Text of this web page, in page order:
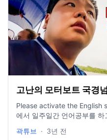
by http://reurl.kr/
고난의 모터보트 국경
Please activate the English subtitles. 안녕하
에서 일주일간 언어공부를
리즈는 잘 몰라서 다음 영상으
곽튜브 · 3년 전